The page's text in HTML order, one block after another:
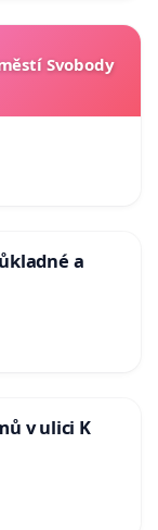
Svobody
a
v ulici K